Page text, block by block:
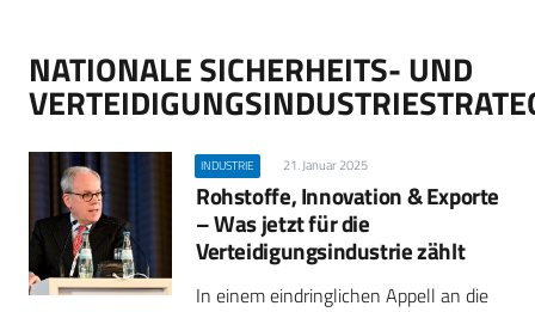
NATIONALE SICHERHEITS- UND
INDUSTRIE 21. Januar 2025
Rohstoffe, Innovation & Exporte
– Was jetzt für die
Verteidigungsindustrie zählt
In einem eindringlichen Appell an die